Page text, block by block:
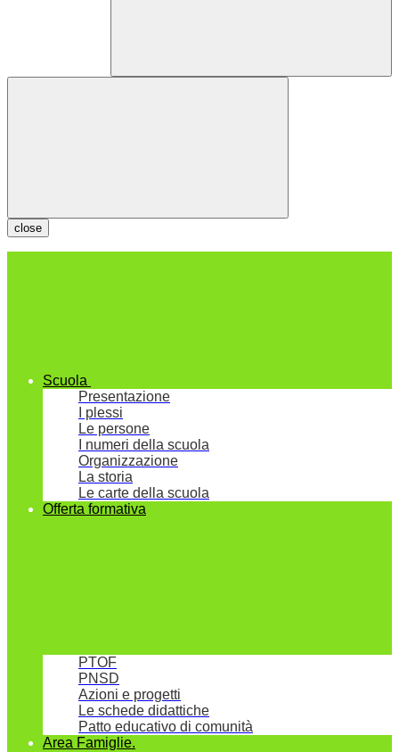
close
Scuola
Presentazione
I plessi
Le persone
I numeri della scuola
Organizzazione
La storia
Le carte della scuola
Offerta formativa
PTOF
PNSD
Azioni e progetti
Le schede didattiche
Patto educativo di comunità
Area Famiglie.